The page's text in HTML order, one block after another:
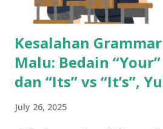
Kesalahan
Malu: Bedain “Your”
dan “Its” vs “It’s”,
July 26, 2025